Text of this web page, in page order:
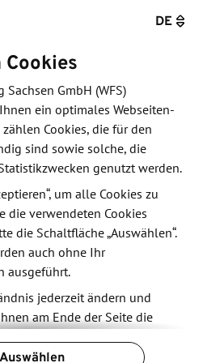
GmbH
unsere Lösungen im
Mit
wir dazu bei, Gebäude
zu betreiben. Als
Alliance gilt es neben
Ausstellern auch
aufzunehmen und
zu finden.«
auf der Messe (Halle 2/B
DE
GmbH (WFS)
ein optimales Webseiten-
Cookies, die für den
sind sowie solche, die
genutzt werden.
um alle Cookies zu
die verwendeten Cookies
die Schaltfläche „Auswählen“.
auch ohne Ihr
ausgeführt.
jederzeit ändern und
am Ende der Seite die
Auswählen